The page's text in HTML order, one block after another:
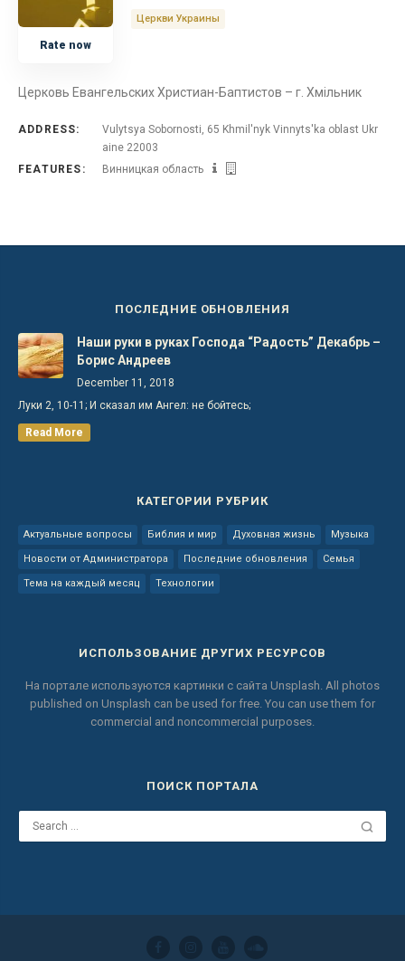
Украина
Rate now
Церкви Украины
Церковь Евангельских Христиан-Баптистов – г. Хмільник
ADDRESS:
Vulytsya Sobornosti, 65 Khmil'nyk Vinnyts'ka oblast Ukr
aine 22003
FEATURES:
Винницкая область
ПОСЛЕДНИЕ ОБНОВЛЕНИЯ
Наши руки в руках Господа “Радость” Декабрь –
Борис Андреев
December 11, 2018
Луки 2, 10-11; И сказал им Ангел: не бойтесь;
Read More
КАТЕГОРИИ РУБРИК
Актуальные вопросы Библия и мир Духовная жизнь Музыка
Новости от Администратора Последние обновления Семья
Тема на каждый месяц Технологии
ИСПОЛЬЗОВАНИЕ ДРУГИХ РЕСУРСОВ
На портале используются картинки с сайта Unsplash. All photos
published on Unsplash can be used for free. You can use them for
commercial and noncommercial purposes.
ПОИСК ПОРТАЛА